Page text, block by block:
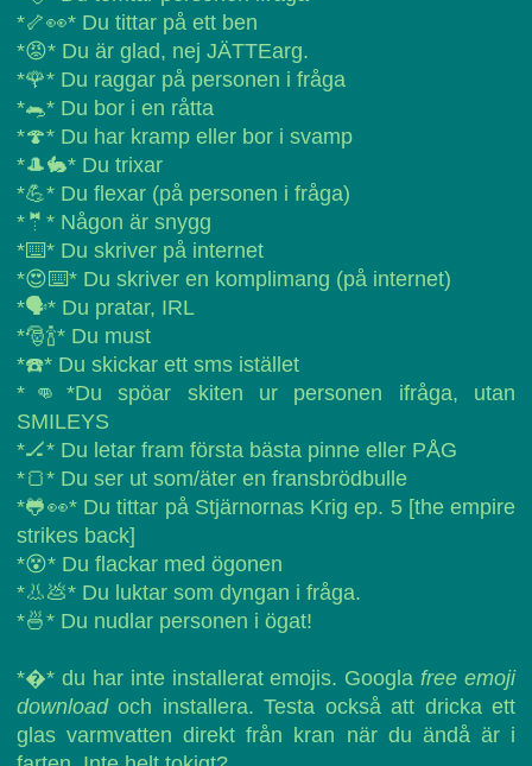
*🦴👀* Du tittar på ett ben
*😡* Du är glad, nej JÄTTEarg.
*🌹* Du raggar på personen i fråga
*🐀* Du bor i en råtta
*🍄* Du har kramp eller bor i svamp
*🎩🐇* Du trixar
*💪* Du flexar (på personen i fråga)
*🤵* Någon är snygg
*⌨️* Du skriver på internet
*😍⌨️* Du skriver en komplimang (på internet)
*🗣️* Du pratar, IRL
*🎅🍾* Du must
*☎️* Du skickar ett sms istället
*👊*Du spöar skiten ur personen ifråga, utan
SMILEYS
*🏒* Du letar fram första bästa pinne eller PÅG
*🍞* Du ser ut som/äter en fransbrödbulle
*🐸👀* Du tittar på Stjärnornas Krig ep. 5 [the empire
strikes back]
*😵* Du flackar med ögonen
*👃💩* Du luktar som dyngan i fråga.
*🍜* Du nudlar personen i ögat!
*�* du har inte installerat emojis. Googlafree emoji
downloadoch installera. Testa också att dricka ett
glas varmvatten direkt från kran när du ändå är i